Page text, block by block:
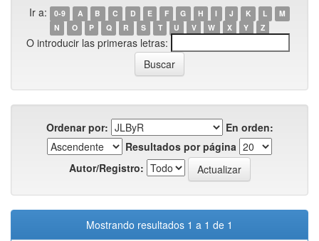
Ir a: 0-9 A B C D E F G H I J K L
M
N
O P Q R S T U V W X Y Z
O introducir las primeras letras:
Ordenar por:
En orden:
Resultados por página
Autor/Registro:
Mostrando resultados 1 a 1 de 1